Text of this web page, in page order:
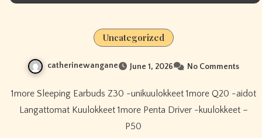
Uncategorized
catherinewangane June 1, 2026 No Comments
1more Sleeping Earbuds Z30 -unikuulokkeet 1more Q20 -aidot
Langattomat Kuulokkeet 1more Penta Driver -kuulokkeet –
P50